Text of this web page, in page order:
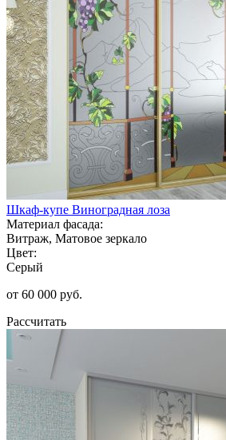
Шкаф-купе Виноградная лоза
Материал фасада:
Витраж, Матовое зеркало
Цвет:
Серый
от 60 000 руб.
Рассчитать